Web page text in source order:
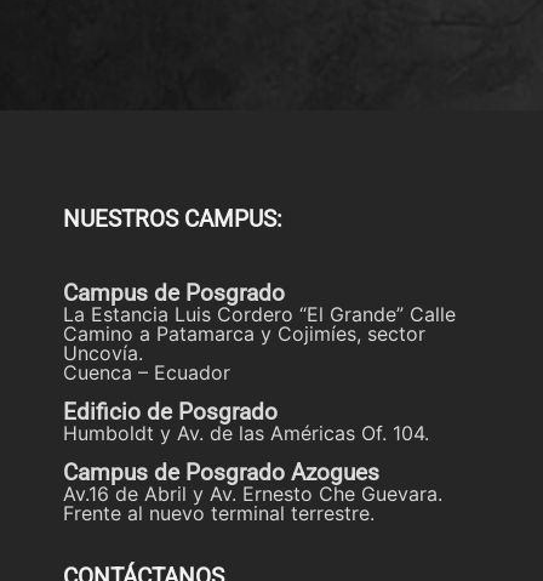
NUESTROS CAMPUS:
Campus de Posgrado
La Estancia Luis Cordero “El Grande” Calle
Camino a Patamarca y Cojimíes, sector
Uncovía.
Cuenca – Ecuador
Edificio de Posgrado
Humboldt y Av. de las Américas Of. 104.
Campus de Posgrado Azogues
Av.16 de Abril y Av. Ernesto Che Guevara.
Frente al nuevo terminal terrestre.